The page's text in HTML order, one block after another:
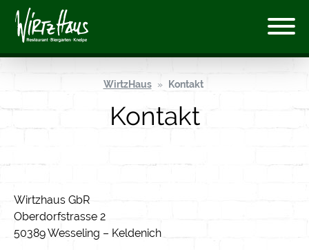
WirtzHaus Kontakt
Kontakt
Wirtzhaus GbR
Oberdorfstrasse 2
50389 Wesseling – Keldenich